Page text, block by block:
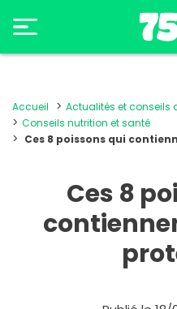
Accueil
Actualités et conseils
Conseils nutrition et santé
Ces 8 poissons qui
Ces 8